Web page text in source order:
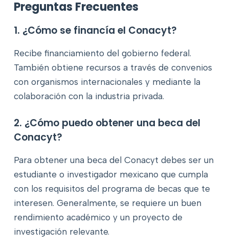
Preguntas Frecuentes
1. ¿Cómo se financía el Conacyt?
Recibe financiamiento del gobierno federal.
También obtiene recursos a través de convenios
con organismos internacionales y mediante la
colaboración con la industria privada.
2. ¿Cómo puedo obtener una beca del
Conacyt?
Para obtener una beca del Conacyt debes ser un
estudiante o investigador mexicano que cumpla
con los requisitos del programa de becas que te
interesen. Generalmente, se requiere un buen
rendimiento académico y un proyecto de
investigación relevante.